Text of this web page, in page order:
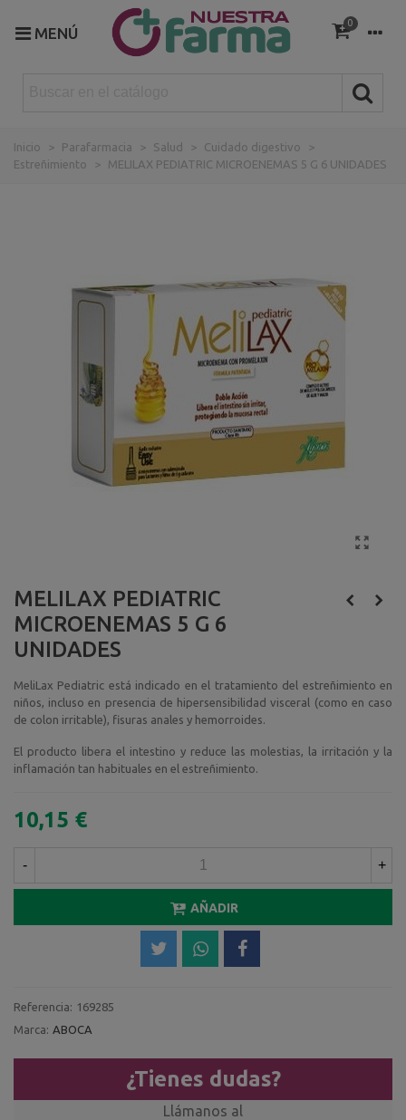
MENÚ
0
Inicio > Parafarmacia > Salud > Cuidado digestivo
>
Estreñimiento
> MELILAX PEDIATRIC MICROENEMAS 5 G 6 UNIDADES
MELILAX PEDIATRIC
MICROENEMAS 5 G 6
UNIDADES
MeliLax Pediatric está indicado en el tratamiento del estreñimiento en
niños, incluso en presencia de hipersensibilidad visceral (como en caso
de colon irritable), fisuras anales y hemorroides.
El producto libera el intestino y reduce las molestias, la irritación y la
inflamación tan habituales en el estreñimiento.
10,15 €
- +
AÑADIR
Referencia: 169285
Marca: ABOCA
¿Tienes dudas?
Llámanos al